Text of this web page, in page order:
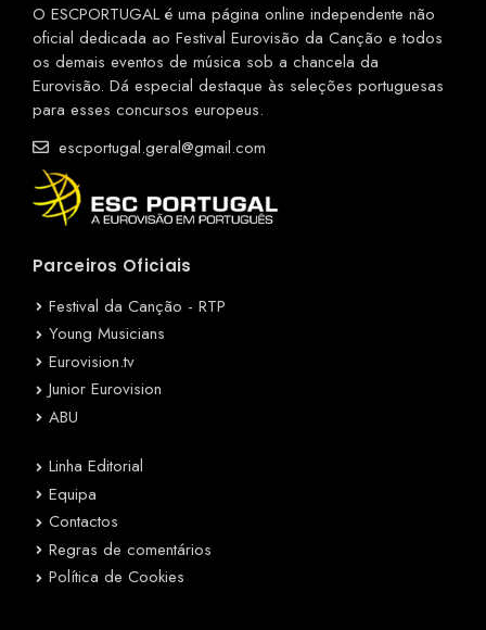
O ESCPORTUGAL é uma página online independente não
oficial dedicada ao Festival Eurovisão da Canção e todos
os demais eventos de música sob a chancela da
Eurovisão. Dá especial destaque às seleções portuguesas
para esses concursos europeus.
escportugal.geral@gmail.com
Parceiros Oficiais
Festival da Canção - RTP
Young Musicians
Eurovision.tv
Junior Eurovision
ABU
Linha Editorial
Equipa
Contactos
Regras de comentários
Política de Cookies